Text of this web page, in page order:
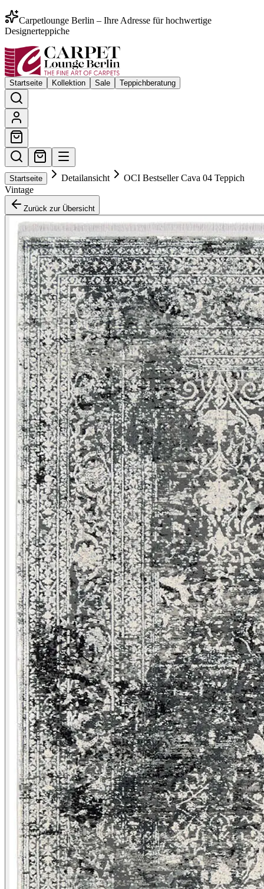
Carpetlounge Berlin – Ihre Adresse für hochwertige
Designerteppiche
Startseite Kollektion Sale Teppichberatung
Startseite Detailansicht
OCI Bestseller Cava 04 Teppich
Vintage
Zurück zur Übersicht